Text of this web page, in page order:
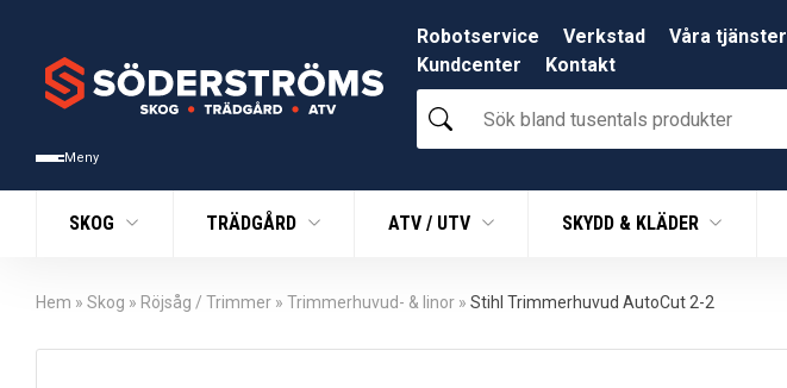
Meny
Robotservice Verkstad Våra tjänster
Kundcenter
Kontakt
Sök
bland
produkter
SKOG TRÄDGÅRD ATV / UTV SKYDD & KLÄDER
Hem » Skog » Röjsåg / Trimmer » Trimmerhuvud- & linor » Stihl Trimmerhuvud AutoCut 2-2